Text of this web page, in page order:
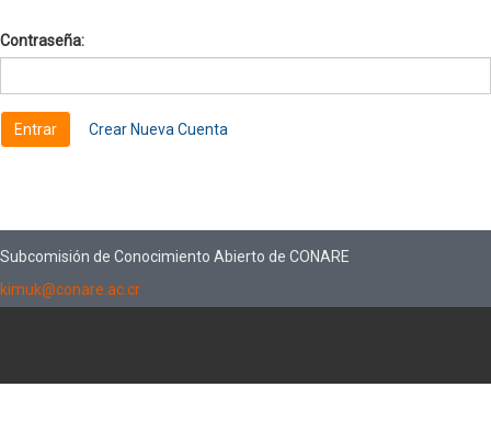
Contraseña:
Crear Nueva Cuenta
Subcomisión de Conocimiento Abierto de CONARE
kimuk@conare.ac.cr